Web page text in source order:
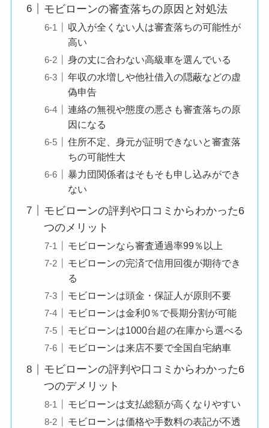
良い評判
審査の申し込みがで
きたので、
また、信頼回復もで
きて良かった。
良い評判
過去の信用情報に不
安がありましたが、
自社ローンという形
審査を進めてもらえ
た点が良かったで
す。
通常のローンよりも
ました。
良い評判
在庫の台数が多く、
条件に合う車を
いくつか比較しなが
ら選べた点が良かっ
たです。
モビローンの審査落ちの原因と対処法
収入が全くない人は審査落ちの可能性が
高い
身の丈に合わない高級車を選んでいる
年収の水増しや他社借入の隠蔽などの虚
偽申告
連絡の無視や態度の悪さも審査落ちの原
因になる
住所不定、身元が証明できないと審査落
ちの可能性大
暴力団関係者はそもそも申し込みができ
ない
モビローンの評判や口コミからわかった6
つのメリット
モビローンなら審査通過率99％以上
モビローンの完済で信用回復が期待でき
る
モビローンは頭金・保証人が原則不要
モビローンは金利0％で長期分割が可能
モビローンは1000台超の在庫から選べる
モビローンは来店不要で全国自宅納車
モビローンの評判や口コミからわかった6
つのデメリット
モビローンは支払総額が高くなりやすい
モビローンは価格や手数料の表記が不透